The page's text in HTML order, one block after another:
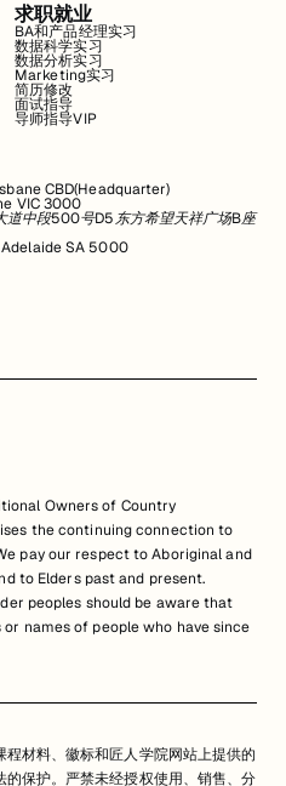
求职就业
BA和产品经理实习
数据科学实习
数据分析实习
Marketing实习
简历修改
面试指导
导师指导VIP
CBD(Headquarter)
VIC 3000
道中段500号D5东方希望天祥广场B座
Adelaide SA 5000
Owners of Country
the continuing connection to
pay our respect to Aboriginal and
to Elders past and present.
peoples should be aware that
names of people who have since
材料、徽标和匠人学院网站上提供的
保护。严禁未经授权使用、销售、分